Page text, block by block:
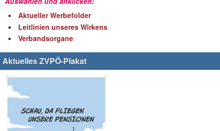
Aktueller Werbefolder
Leitlinien unseres Wirkens
Verbandsorgane
Aktuelles ZVPÖ-Plakat